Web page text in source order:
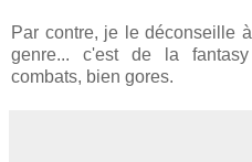
Par contre, je le déconseille
genre... c'est de la
combats, bien gores.